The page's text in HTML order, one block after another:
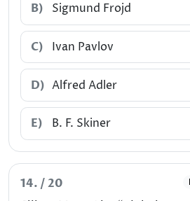
B) Sigmund Frojd
C) Ivan Pavlov
D) Alfred Adler
E) B. F. Skiner
14. / 20